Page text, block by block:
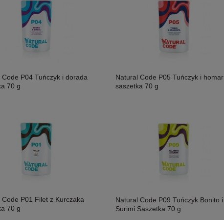
Code P04 Tuńczyk i dorada
70 g
Natural Code P05 Tuńczyk i homar
saszetka 70 g
Code P01 Filet z Kurczaka
70 g
Natural Code P09 Tuńczyk Bonito i
Surimi Saszetka 70 g